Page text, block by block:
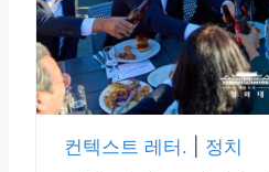
컨텍스트 레터. 정치